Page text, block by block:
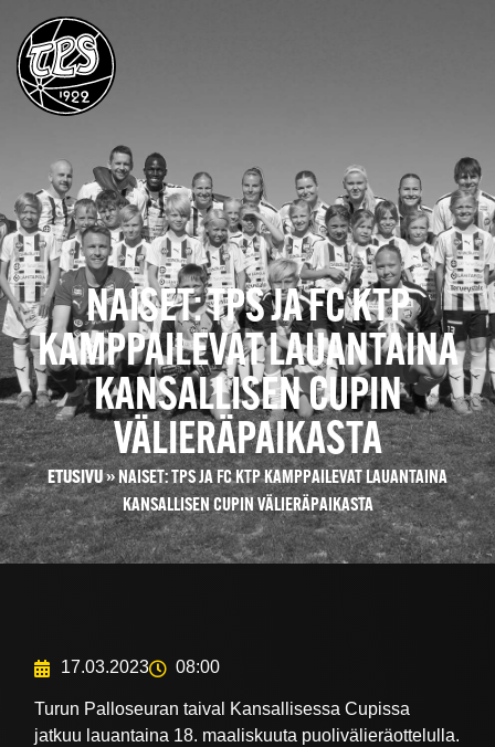
NAISET: TPS JA FC KTP
KAMPPAILEVAT LAUANTAINA
KANSALLISEN CUPIN
VÄLIERÄPAIKASTA
ETUSIVU»NAISET: TPS JA FC KTP KAMPPAILEVAT LAUANTAINA
KANSALLISEN CUPIN VÄLIERÄPAIKASTA
17.03.2023 08:00
Turun Palloseuran taival Kansallisessa Cupissa
jatkuu lauantaina 18. maaliskuuta puolivälieräottelulla.